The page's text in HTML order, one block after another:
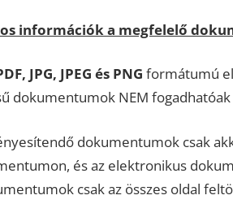
információk a megfelelő
JPG, JPEG és PNG formátumú
dokumentumok NEM fogadhatóak
dokumentumok csak
és az elektronikus
csak az összes oldal